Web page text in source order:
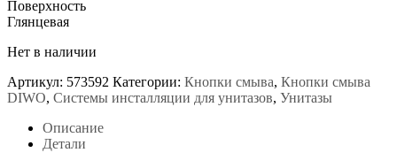
Поверхность
Глянцевая
Нет в наличии
Артикул: 573592 Категории: Кнопки смыва, Кнопки смыва
DIWO, Системы инсталляции для унитазов, Унитазы
Описание
Детали